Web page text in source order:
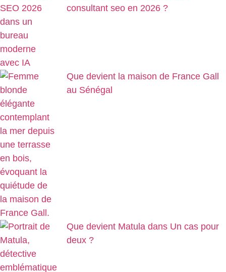
consultant seo en 2026 ?
Que devient la maison de France Gall
au Sénégal
Que devient Matula dans Un cas pour
deux ?